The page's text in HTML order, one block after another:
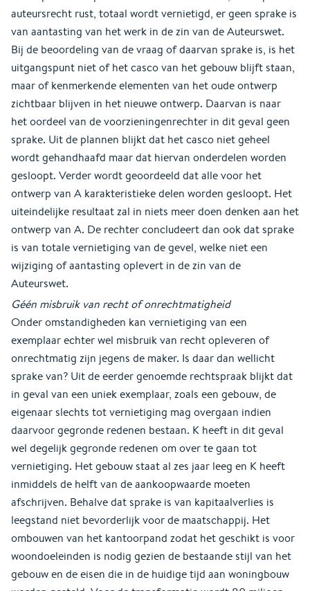
auteursrecht rust, totaal wordt vernietigd, er geen sprake is
van aantasting van het werk in de zin van de Auteurswet.
Bij de beoordeling van de vraag of daarvan sprake is, is het
uitgangspunt niet of het casco van het gebouw blijft staan,
maar of kenmerkende elementen van het oude ontwerp
zichtbaar blijven in het nieuwe ontwerp. Daarvan is naar
het oordeel van de voorzieningenrechter in dit geval geen
sprake. Uit de plannen blijkt dat het casco niet geheel
wordt gehandhaafd maar dat hiervan onderdelen worden
gesloopt. Verder wordt geoordeeld dat alle voor het
ontwerp van A karakteristieke delen worden gesloopt. Het
uiteindelijke resultaat zal in niets meer doen denken aan het
ontwerp van A. De rechter concludeert dan ook dat sprake
is van totale vernietiging van de gevel, welke niet een
wijziging of aantasting oplevert in de zin van de
Auteurswet.
Géén misbruik van recht of onrechtmatigheid
Onder omstandigheden kan vernietiging van een
exemplaar echter wel misbruik van recht opleveren of
onrechtmatig zijn jegens de maker. Is daar dan wellicht
sprake van? Uit de eerder genoemde rechtspraak blijkt dat
in geval van een uniek exemplaar, zoals een gebouw, de
eigenaar slechts tot vernietiging mag overgaan indien
daarvoor gegronde redenen bestaan. K heeft in dit geval
wel degelijk gegronde redenen om over te gaan tot
vernietiging. Het gebouw staat al zes jaar leeg en K heeft
inmiddels de helft van de aankoopwaarde moeten
afschrijven. Behalve dat sprake is van kapitaalverlies is
leegstand niet bevorderlijk voor de maatschappij. Het
ombouwen van het kantoorpand zodat het geschikt is voor
woondoeleinden is nodig gezien de bestaande stijl van het
gebouw en de eisen die in de huidige tijd aan woningbouw